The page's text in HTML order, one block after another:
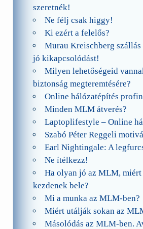
szeretnék!
Ne félj csak higgy!
Ki ezért a felelős?
Murau Kreischberg szállás
jó kikapcsolódást!
Milyen lehetőségeid
biztonság megteremtésére?
Online hálózatépítés
Minden MLM átverés?
Laptoplifestyle – Online
Szabó Péter Reggeli
Earl Nightingale: A
Ne ítélkezz!
Ha olyan jó az MLM, miért
kezdenek bele?
Mi a munka az MLM-ben?
Miért utálják sokan az
Másolódás az MLM-ben.